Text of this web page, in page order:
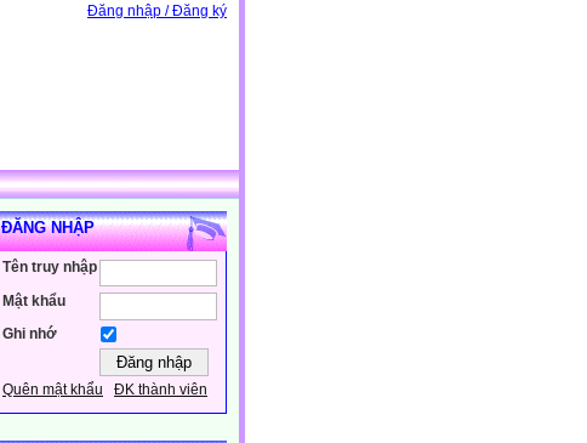
Đăng nhập / Đăng ký
ĐĂNG NHẬP
Tên truy nhập
Mật khẩu
Ghi nhớ
Quên mật khẩu ĐK thành viên